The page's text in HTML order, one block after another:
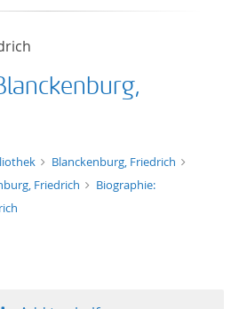
Blanckenburg, Friedrich
Friedrich
Biographie: